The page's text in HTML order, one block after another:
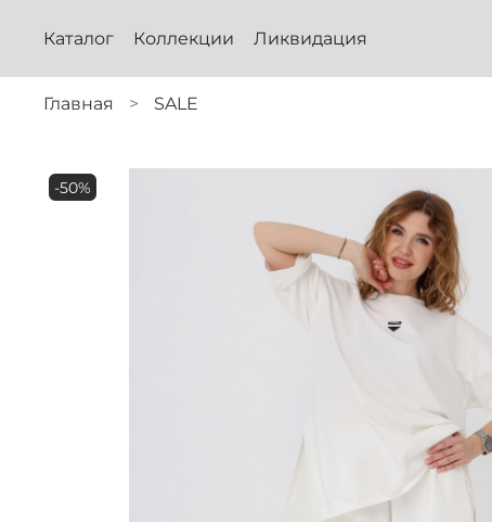
Каталог Коллекции Ликвидация
Главная SALE
-50%